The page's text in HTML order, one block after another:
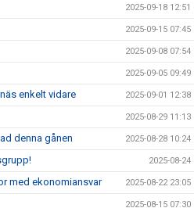
2025-09-18 12:51
2025-09-15 07:45
2025-09-08 07:54
2025-09-05 09:49
enkelt vidare 2025-09-01 12:38
2025-08-29 11:13
denna gånen 2025-08-28 10:24
2025-08-24
med ekonomiansvar 2025-08-22 23:05
2025-08-15 07:30